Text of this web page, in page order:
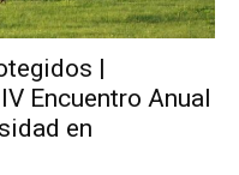
|
Encuentro Anual
en